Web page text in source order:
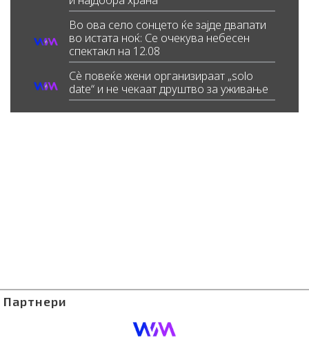
Во ова село сонцето ќе зајде двапати
во истата ноќ: Се очекува небесен
спектакл на 12.08
Сè повеќе жени организираат „solo
date“ и не чекаат друштво за уживање
Партнери